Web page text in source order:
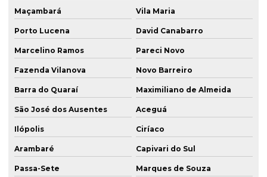
Maçambará Vila Maria
Porto Lucena David Canabarro
Marcelino Ramos Pareci Novo
Fazenda Vilanova Novo Barreiro
Barra do Quaraí Maximiliano de Almeida
São José dos Ausentes Aceguá
Ilópolis Ciríaco
Arambaré Capivari do Sul
Passa-Sete Marques de Souza